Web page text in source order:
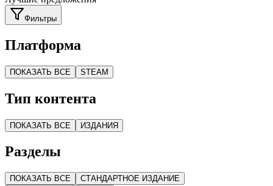
Фильтры
Платформа
ПОКАЗАТЬ ВСЕ STEAM
Тип контента
ПОКАЗАТЬ ВСЕ ИЗДАНИЯ
Разделы
ПОКАЗАТЬ ВСЕ
СТАНДАРТНОЕ ИЗДАНИЕ